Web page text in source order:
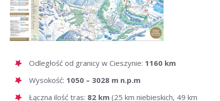
Odległość od granicy w Cieszynie: 1160 km
Wysokość: 1050 – 3028 m n.p.m
Łączna ilość tras: 82 km (25 km niebieskich, 49 km